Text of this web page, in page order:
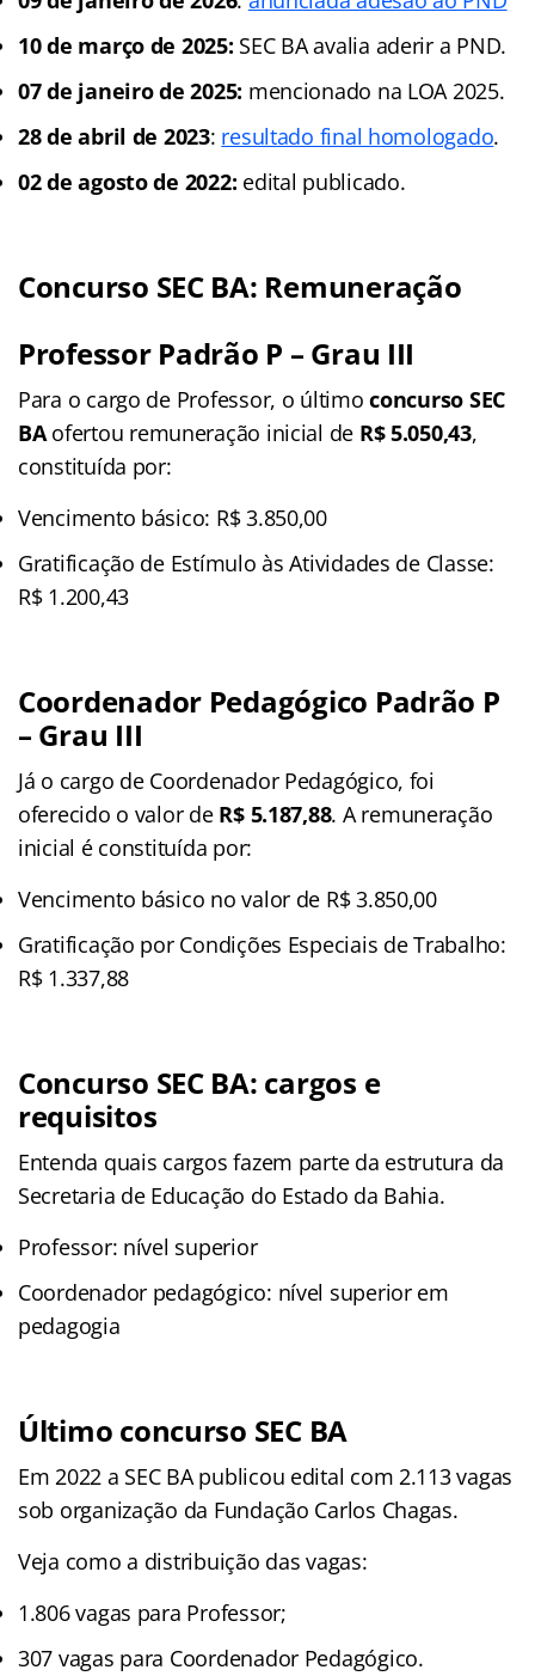
10 de março de 2025: SEC BA avalia aderir a PND.
07 de janeiro de 2025: mencionado na LOA 2025.
28 de abril de 2023: resultado final homologado.
02 de agosto de 2022: edital publicado.
Concurso SEC BA: Remuneração
Professor Padrão P – Grau III
Para o cargo de Professor, o últimoconcurso SEC
BA ofertou remuneração inicial de R$ 5.050,43,
constituída por:
Vencimento básico: R$ 3.850,00
Gratificação de Estímulo às Atividades de Classe:
R$ 1.200,43
Coordenador Pedagógico Padrão P
– Grau III
Já o cargo de Coordenador Pedagógico, foi
oferecido o valor de R$ 5.187,88. A remuneração
inicial é constituída por:
Vencimento básico no valor de R$ 3.850,00
Gratificação por Condições Especiais de Trabalho:
R$ 1.337,88
Concurso SEC BA: cargos e
requisitos
Entenda quais cargos fazem parte da estrutura da
Secretaria de Educação do Estado da Bahia.
Professor: nível superior
Coordenador pedagógico: nível superior em
pedagogia
Último concurso SEC BA
Em 2022 a SEC BA publicou edital com 2.113 vagas
sob organização da Fundação Carlos Chagas.
Veja como a distribuição das vagas:
1.806 vagas para Professor;
307 vagas para Coordenador Pedagógico.